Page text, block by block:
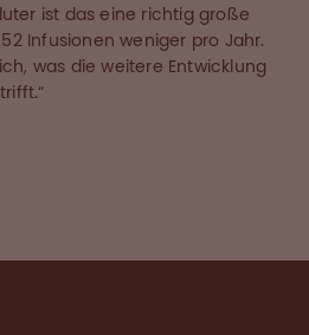
ist das eine richtig große
Infusionen weniger pro Jahr.
was die weitere Entwicklung